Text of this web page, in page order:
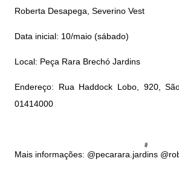
Roberta Desapega, Severino Vest
Data inicial: 10/maio (sábado)
Local: Peça Rara Brechó Jardins
Endereço: Rua Haddock Lobo, 920,
01414000
Mais informações: @pecarara.jardins